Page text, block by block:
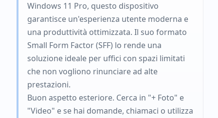
Windows 11 Pro, questo dispositivo
garantisce un'esperienza utente moderna e
una produttività ottimizzata. Il suo formato
Small Form Factor (SFF) lo rende una
soluzione ideale per uffici con spazi limitati
che non vogliono rinunciare ad alte
prestazioni.
Buon aspetto esteriore. Cerca in "+ Foto" e
"Video" e se hai domande, chiamaci o utilizza